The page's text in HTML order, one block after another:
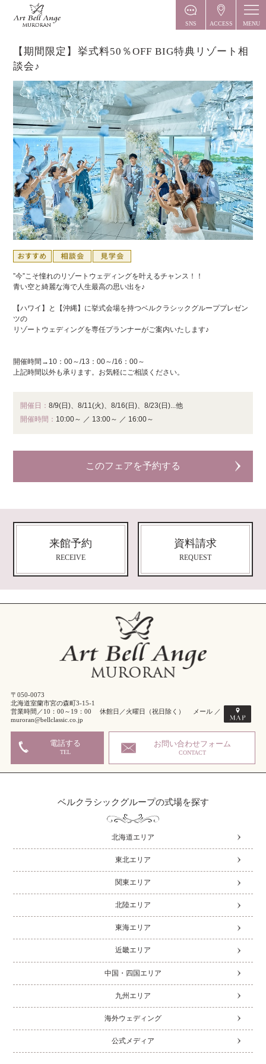
SNS ACCESS MENU
【期間限定】挙式料50％OFF BIG特典リゾート相
談会♪
”今”こそ憧れのリゾートウェディングを叶えるチャンス！！
青い空と綺麗な海で人生最高の思い出を♪
【ハワイ】と【沖縄】に挙式会場を持つベルクラシックグループプレゼン
ツの
リゾートウェディングを専任プランナーがご案内いたします♪
開催時間→10：00～/13：00～/16：00～
上記時間以外も承ります。お気軽にご相談ください。
開催日：8/9(日)、8/11(火)、8/16(日)、8/23(日)...他
開催時間： 10:00～ ／ 13:00～ ／ 16:00～
来館予約
RECEIVE
資料請求
REQUEST
〒050-0073
北海道室蘭市宮の森町3-15-1
営業時間／10：00～19：00 休館日／火曜日（祝日除く） メール ／
muroran@bellclassic.co.jp
電話する
TEL
お問い合わせフォーム
CONTACT
ベルクラシックグループの式場を探す
北海道エリア
東北エリア
関東エリア
北陸エリア
東海エリア
近畿エリア
中国・四国エリア
九州エリア
海外ウェディング
公式メディア